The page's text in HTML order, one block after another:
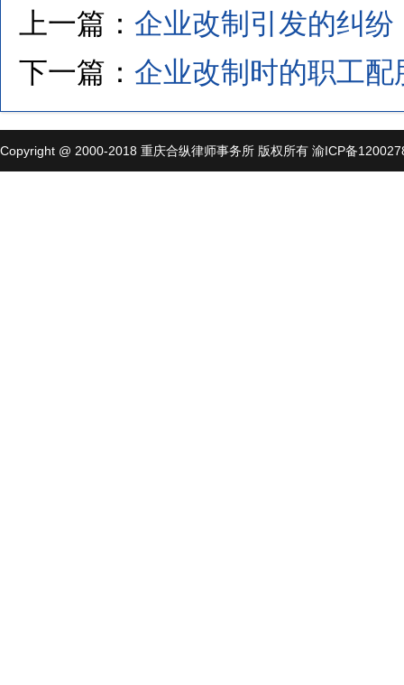
上一篇： 企业改制引发的纠纷
下一篇： 企业改制时的职工
Copyright @ 2000-2018 重庆合纵律师事务所 版权所有 渝ICP备